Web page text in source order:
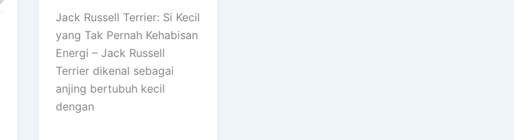
Jack Russell Terrier: Si Kecil
yang Tak Pernah Kehabisan
Energi – Jack Russell
Terrier dikenal sebagai
anjing bertubuh kecil
dengan